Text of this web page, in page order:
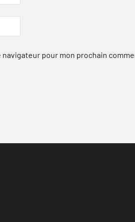
pour mon prochain